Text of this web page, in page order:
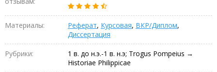
Материалы: Реферат, Курсовая, ВКР/Диплом,
Диссертация
Рубрики:
1 в. до н.э.-1 в. н.э; Trogus Pompeius →
Historiae Philippicae